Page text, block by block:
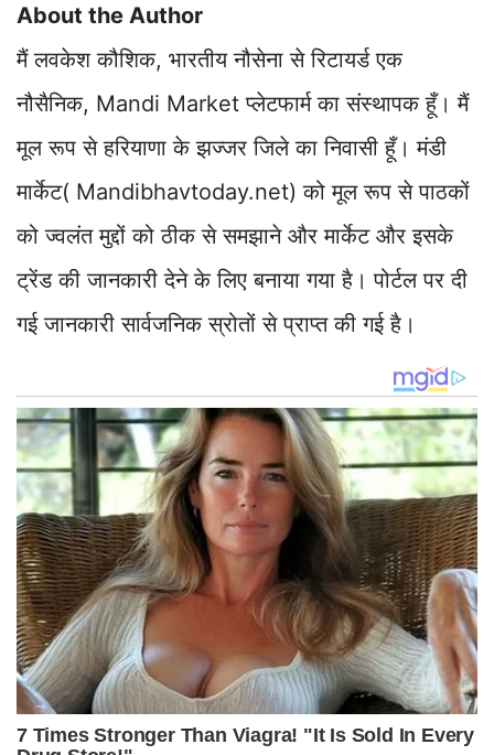
About the Author
मैं लवकेश कौशिक, भारतीय नौसेना से रिटायर्ड एक
नौसैनिक, Mandi Market प्लेटफार्म का संस्थापक हूँ। मैं
मूल रूप से हरियाणा के झज्जर जिले का निवासी हूँ। मंडी
मार्केट( Mandibhavtoday.net) को मूल रूप से पाठकों
को ज्वलंत मुद्दों को ठीक से समझाने और मार्केट और इसके
ट्रेंड की जानकारी देने के लिए बनाया गया है। पोर्टल पर दी
गई जानकारी सार्वजनिक स्रोतों से प्राप्त की गई है।